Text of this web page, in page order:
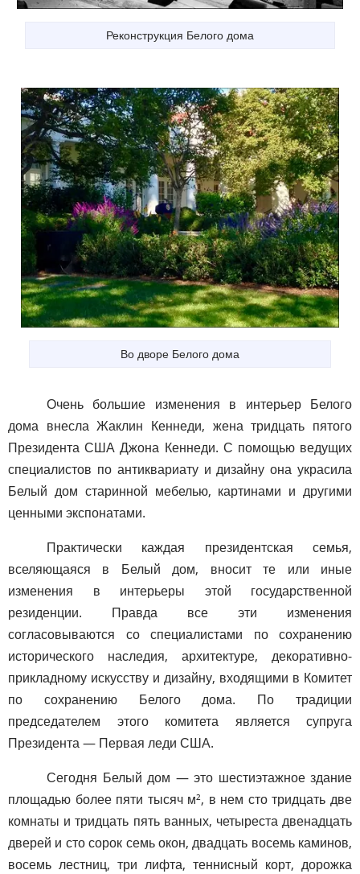
Реконструкция Белого дома
Во дворе Белого дома
Очень большие изменения в интерьер Белого
дома внесла Жаклин Кеннеди, жена тридцать пятого
Президента США Джона Кеннеди. С помощью ведущих
специалистов по антиквариату и дизайну она украсила
Белый дом старинной мебелью, картинами и другими
ценными экспонатами.
Практически каждая президентская семья,
вселяющаяся в Белый дом, вносит те или иные
изменения в интерьеры этой государственной
резиденции. Правда все эти изменения
согласовываются со специалистами по сохранению
исторического наследия, архитектуре, декоративно-
прикладному искусству и дизайну, входящими в Комитет
по сохранению Белого дома. По традиции
председателем этого комитета является супруга
Президента — Первая леди США.
Сегодня Белый дом — это шестиэтажное здание
площадью более пяти тысяч м², в нем сто тридцать две
комнаты и тридцать пять ванных, четыреста двенадцать
дверей и сто сорок семь окон, двадцать восемь каминов,
восемь лестниц, три лифта, теннисный корт, дорожка